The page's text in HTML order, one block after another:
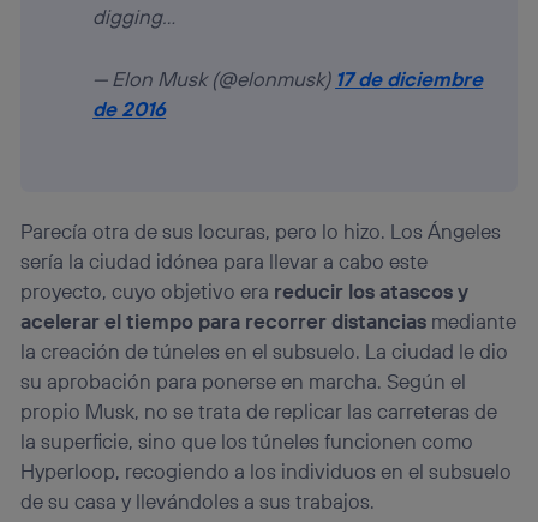
digging…
— Elon Musk (@elonmusk) 17 de diciembre
de 2016
Parecía otra de sus locuras, pero lo hizo. Los Ángeles
sería la ciudad idónea para llevar a cabo este
proyecto, cuyo objetivo era reducir los atascos y
acelerar el tiempo para recorrer distancias mediante
la creación de túneles en el subsuelo. La ciudad le dio
su aprobación para ponerse en marcha. Según el
propio Musk, no se trata de replicar las carreteras de
la superficie, sino que los túneles funcionen como
Hyperloop, recogiendo a los individuos en el subsuelo
de su casa y llevándoles a sus trabajos.